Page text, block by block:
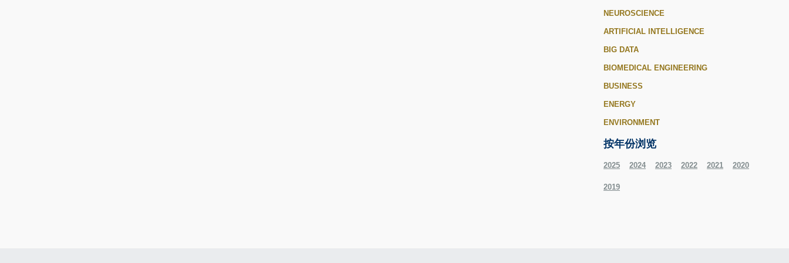
NEUROSCIENCE
ARTIFICIAL INTELLIGENCE
BIG DATA
BIOMEDICAL ENGINEERING
BUSINESS
ENERGY
ENVIRONMENT
按年份浏览
2025 2024 2023 2022 2021 2020
2019